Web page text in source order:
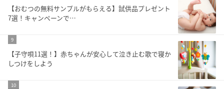
【おむつの無料サンプルがもらえる】試供品プレゼント
7選！キャンペーンで…
9
【子守唄11選！】赤ちゃんが安心して泣き止む歌で寝か
しつけをしよう
10